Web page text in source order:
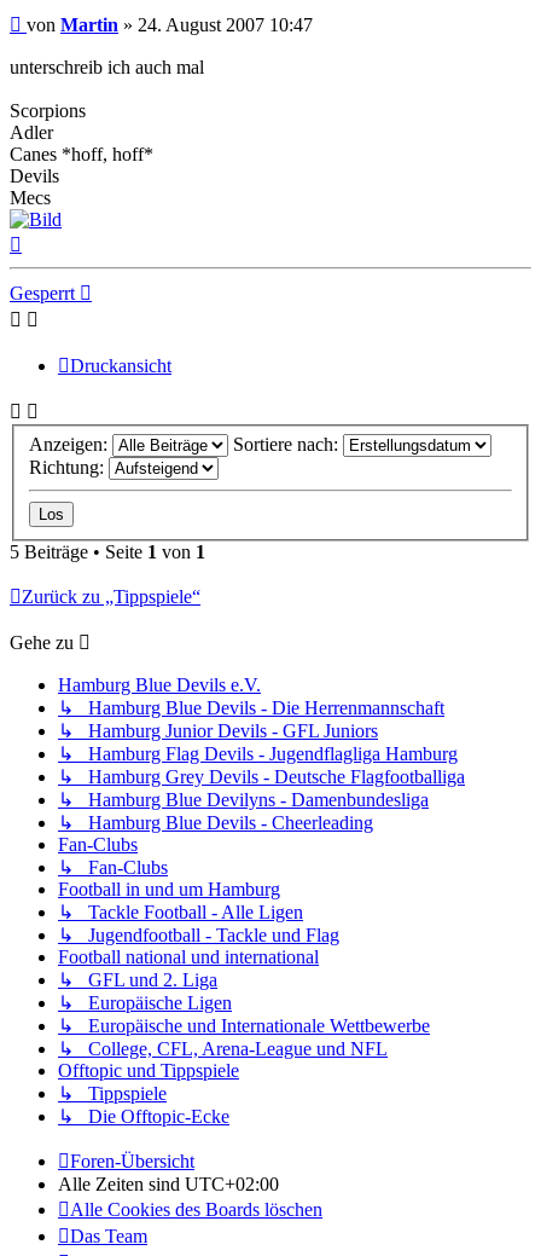
Beitrag
von Martin » 24. August 2007 10:47
unterschreib ich auch mal
Scorpions
Adler
Canes *hoff, hoff*
Devils
Mecs
oben
Gesperrt
Druckansicht
Anzeigen:
Sortiere nach:
Richtung:
5 Beiträge • Seite 1 von 1
Zurück zu „Tippspiele“
Gehe zu
Hamburg Blue Devils e.V.
↳ Hamburg Blue Devils - Die Herrenmannschaft
↳ Hamburg Junior Devils - GFL Juniors
↳ Hamburg Flag Devils - Jugendflagliga Hamburg
↳ Hamburg Grey Devils - Deutsche Flagfootballiga
↳ Hamburg Blue Devilyns - Damenbundesliga
↳ Hamburg Blue Devils - Cheerleading
Fan-Clubs
↳ Fan-Clubs
Football in und um Hamburg
↳ Tackle Football - Alle Ligen
↳ Jugendfootball - Tackle und Flag
Football national und international
↳ GFL und 2. Liga
↳ Europäische Ligen
↳ Europäische und Internationale Wettbewerbe
↳ College, CFL, Arena-League und NFL
Offtopic und Tippspiele
↳ Tippspiele
↳ Die Offtopic-Ecke
Foren-Übersicht
Alle Zeiten sind UTC+02:00
Alle Cookies des Boards löschen
Das Team